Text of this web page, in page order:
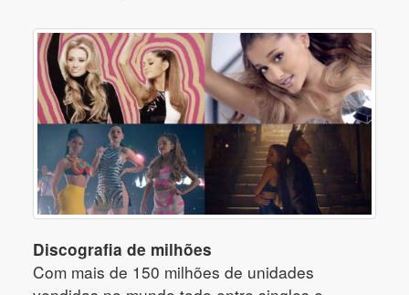
Discografia de milhões
Com mais de 150 milhões de unidades